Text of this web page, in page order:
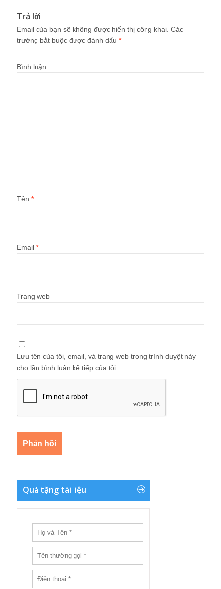
Trả lời
Email của bạn sẽ không được hiển thị công khai. Các
trường bắt buộc được đánh dấu *
Bình luận
Tên *
Email *
Trang web
Lưu tên của tôi, email, và trang web trong trình duyệt này
cho lần bình luận kế tiếp của tôi.
Quà tặng tài liệu